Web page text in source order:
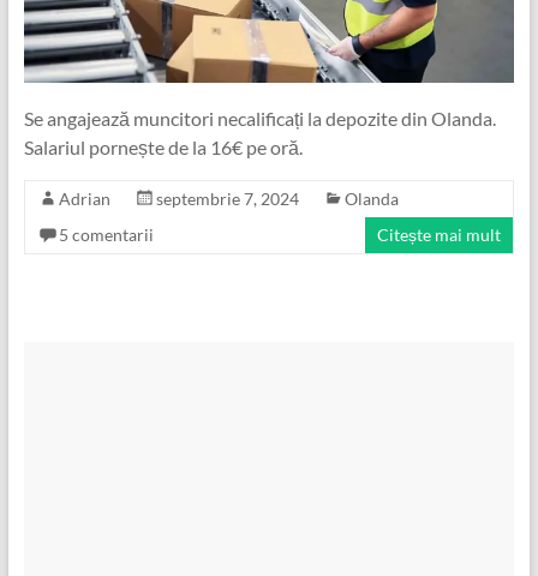
Se angajează muncitori necalificați la depozite din Olanda.
Salariul pornește de la 16€ pe oră.
Adrian septembrie 7, 2024
Olanda
5 comentarii
Citește mai mult